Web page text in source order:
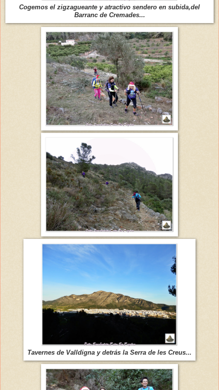
Cogemos el zigzagueante y atractivo sendero en subida,del
Barranc de Cremades...
Tavernes de Valldigna y detrás la Serra de les Creus...